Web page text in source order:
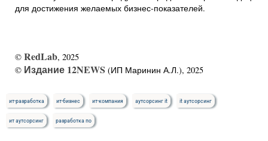
для достижения желаемых бизнес-показателей.
© RedLab, 2025
© Издание 12NEWS (ИП Маринин А.Л.), 2025
ит-разработка ит-бизнес ит-компания аутсорсинг it it аутсорсинг
ит аутсорсинг разработка по